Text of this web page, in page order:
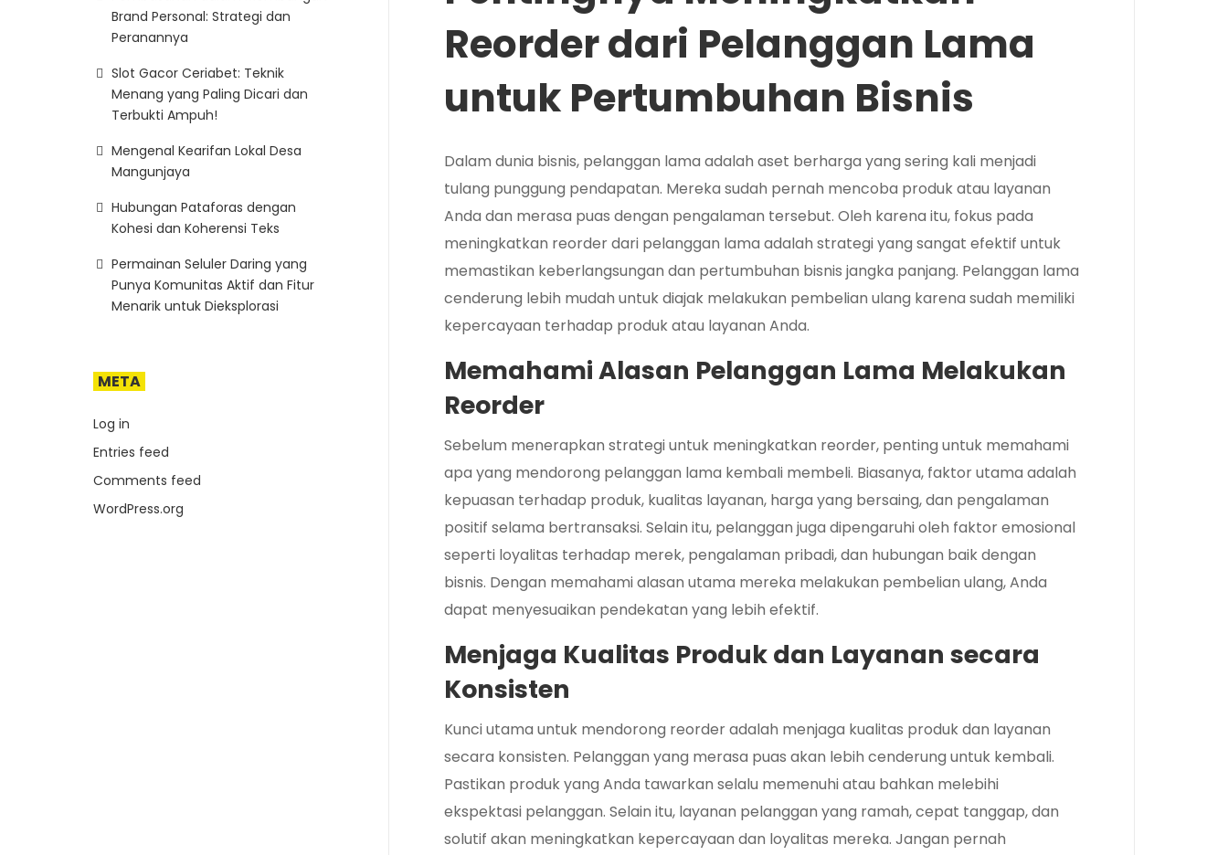
Brand Personal: Strategi dan
Peranannya
Slot Gacor Ceriabet: Teknik
Menang yang Paling Dicari dan
Terbukti Ampuh!
Mengenal Kearifan Lokal Desa
Mangunjaya
Hubungan Pataforas dengan
Kohesi dan Koherensi Teks
Permainan Seluler Daring yang
Punya Komunitas Aktif dan Fitur
Menarik untuk Dieksplorasi
META
Log in
Entries feed
Comments feed
WordPress.org
Reorder dari Pelanggan Lama
untuk Pertumbuhan Bisnis
Dalam dunia bisnis, pelanggan lama adalah aset berharga yang sering kali menjadi
tulang punggung pendapatan. Mereka sudah pernah mencoba produk atau layanan
Anda dan merasa puas dengan pengalaman tersebut. Oleh karena itu, fokus pada
meningkatkan reorder dari pelanggan lama adalah strategi yang sangat efektif untuk
memastikan keberlangsungan dan pertumbuhan bisnis jangka panjang. Pelanggan lama
cenderung lebih mudah untuk diajak melakukan pembelian ulang karena sudah memiliki
kepercayaan terhadap produk atau layanan Anda.
Memahami Alasan Pelanggan Lama Melakukan
Reorder
Sebelum menerapkan strategi untuk meningkatkan reorder, penting untuk memahami
apa yang mendorong pelanggan lama kembali membeli. Biasanya, faktor utama adalah
kepuasan terhadap produk, kualitas layanan, harga yang bersaing, dan pengalaman
positif selama bertransaksi. Selain itu, pelanggan juga dipengaruhi oleh faktor emosional
seperti loyalitas terhadap merek, pengalaman pribadi, dan hubungan baik dengan
bisnis. Dengan memahami alasan utama mereka melakukan pembelian ulang, Anda
dapat menyesuaikan pendekatan yang lebih efektif.
Menjaga Kualitas Produk dan Layanan secara
Konsisten
Kunci utama untuk mendorong reorder adalah menjaga kualitas produk dan layanan
secara konsisten. Pelanggan yang merasa puas akan lebih cenderung untuk kembali.
Pastikan produk yang Anda tawarkan selalu memenuhi atau bahkan melebihi
ekspektasi pelanggan. Selain itu, layanan pelanggan yang ramah, cepat tanggap, dan
solutif akan meningkatkan kepercayaan dan loyalitas mereka. Jangan pernah